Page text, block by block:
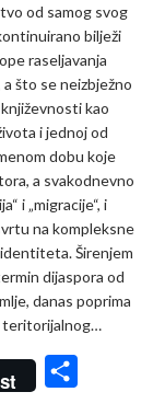
od samog svog
bilježi
raseljavanja
što se neizbježno
kao
i jednoj od
dobu koje
a svakodnevno
i „migracije“, i
na kompleksne
Širenjem
dijaspora od
danas poprima
teritorijalnog…